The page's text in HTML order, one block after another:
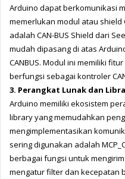
Arduino dapat berkomunikasi
memerlukan modul atau shield
adalah CAN-BUS Shield dari
mudah dipasang di atas
CANBUS. Modul ini memiliki
berfungsi sebagai kontroler
3. Perangkat Lunak dan
Arduino memiliki ekosistem
library yang memudahkan
mengimplementasikan
sering digunakan adalah
berbagai fungsi untuk
mengatur filter dan kecepatan